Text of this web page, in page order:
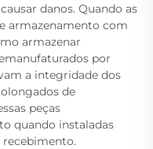
danos. Quando as
armazenamento com
armazenar
por
a integridade dos
de
peças
quando instaladas
recebimento.